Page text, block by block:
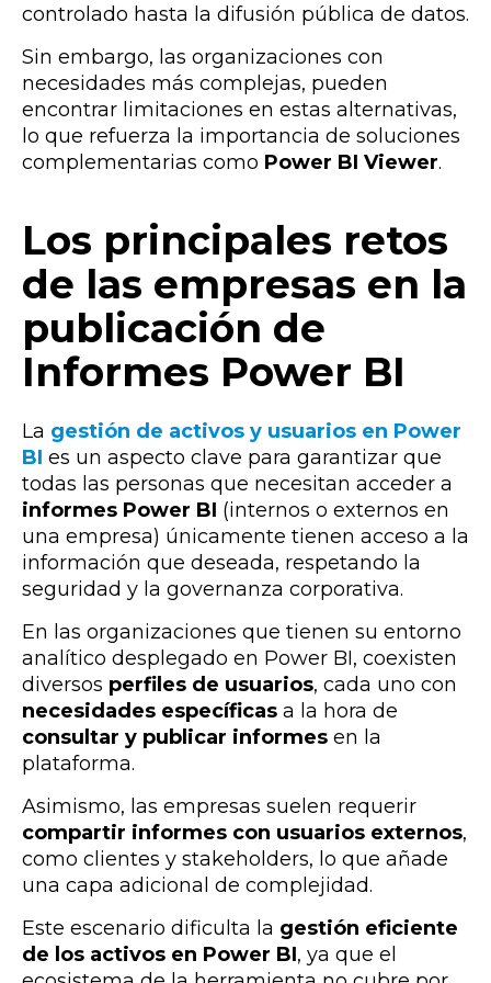
controlado hasta la difusión pública de datos.
Sin embargo, las organizaciones con
necesidades más complejas, pueden
encontrar limitaciones en estas alternativas,
lo que refuerza la importancia de soluciones
complementarias como Power BI Viewer.
Los principales retos
de las empresas en la
publicación de
Informes Power BI
La gestión de activos y usuarios en Power
BI es un aspecto clave para garantizar que
todas las personas que necesitan acceder a
informes Power BI (internos o externos en
una empresa) únicamente tienen acceso a la
información que deseada, respetando la
seguridad y la governanza corporativa.
En las organizaciones que tienen su entorno
analítico desplegado en Power BI, coexisten
diversos perfiles de usuarios, cada uno con
necesidades específicas a la hora de
consultar y publicar informes en la
plataforma.
Asimismo, las empresas suelen requerir
compartir informes con usuarios externos,
como clientes y stakeholders, lo que añade
una capa adicional de complejidad.
Este escenario dificulta la gestión eficiente
de los activos en Power BI, ya que el